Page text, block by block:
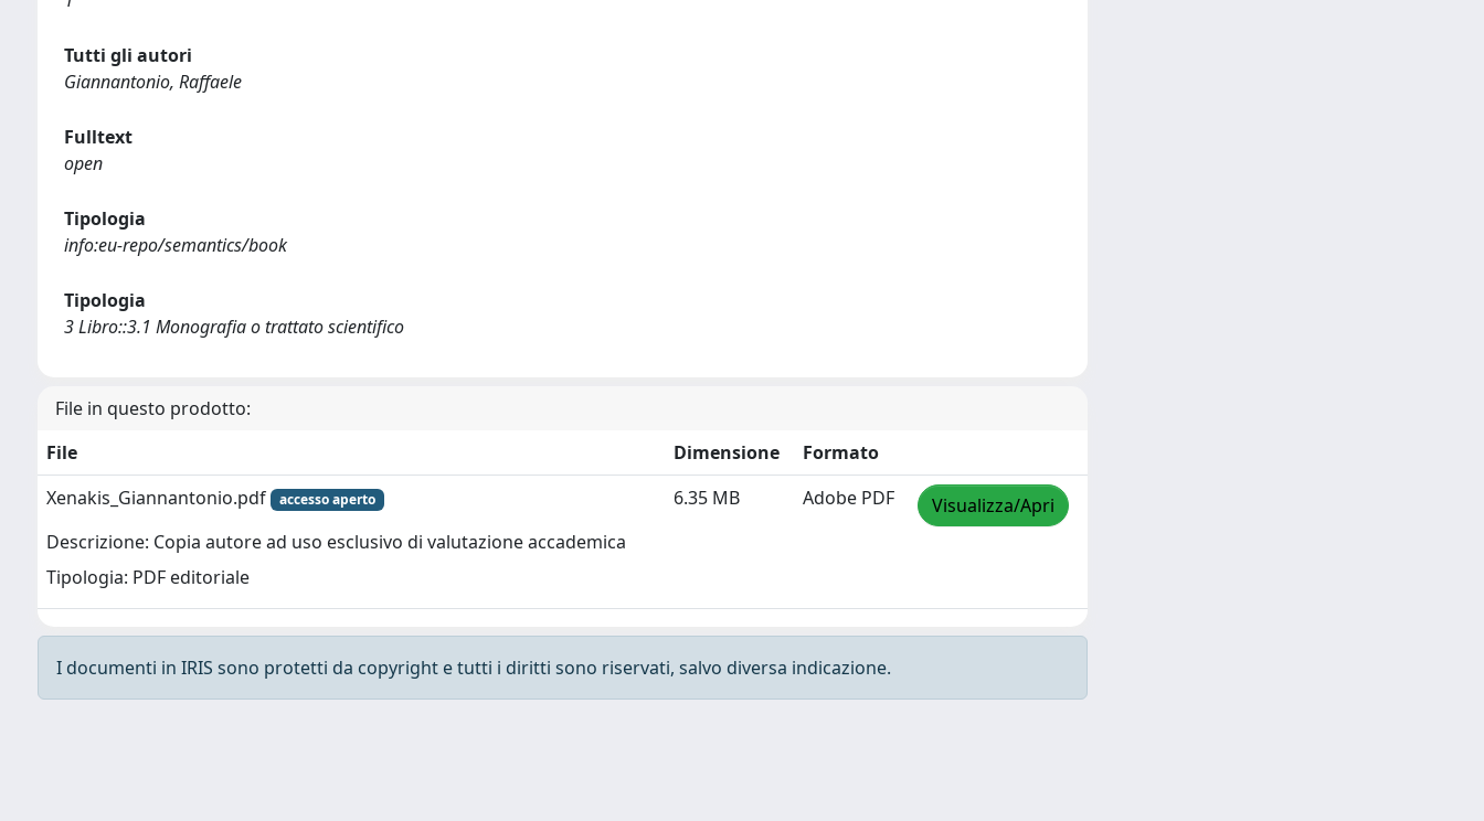
Tutti gli autori
Giannantonio, Raffaele
Fulltext
open
Tipologia
info:eu-repo/semantics/book
Tipologia
3 Libro::3.1 Monografia o trattato scientifico
File in questo prodotto:
File
Dimensione
Formato
Xenakis_Giannantonio.pdf
accesso aperto
Descrizione: Copia autore ad uso esclusivo di valutazione accademica
Tipologia: PDF editoriale
6.35 MB Adobe PDF Visualizza/Apri
I documenti in IRIS sono protetti da copyright e tutti i diritti sono riservati, salvo diversa indicazione.